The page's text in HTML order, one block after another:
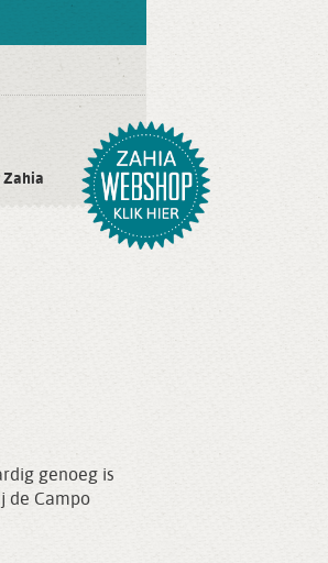
Zahia
genoeg is
de Campo